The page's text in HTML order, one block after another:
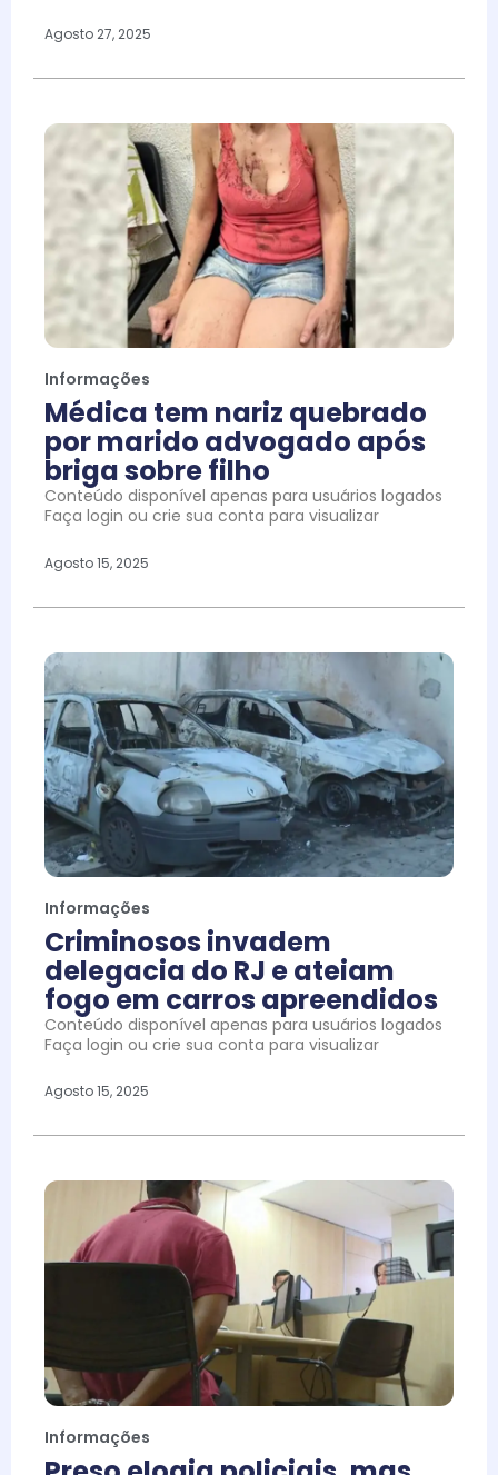
Agosto 27, 2025
Informações
Médica tem nariz quebrado
por marido advogado após
briga sobre filho
Conteúdo disponível apenas para usuários logados
Faça login ou crie sua conta para visualizar
Agosto 15, 2025
Informações
Criminosos invadem
delegacia do RJ e ateiam
fogo em carros apreendidos
Conteúdo disponível apenas para usuários logados
Faça login ou crie sua conta para visualizar
Agosto 15, 2025
Informações